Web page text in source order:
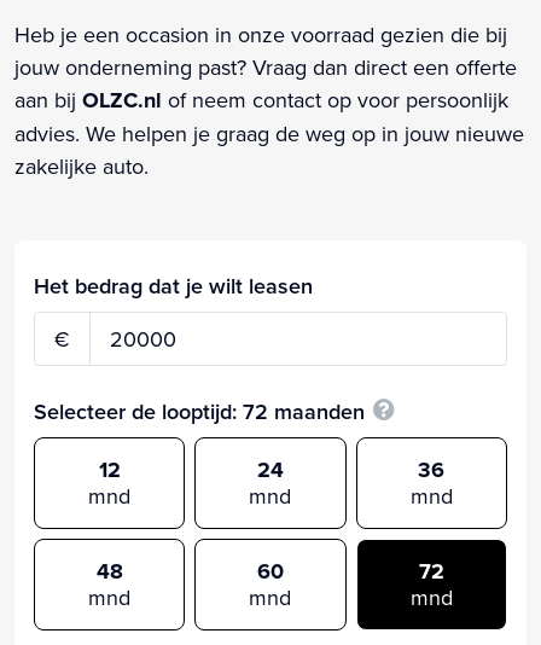
Heb je een occasion in onze voorraad gezien die bij
jouw onderneming past? Vraag dan direct een offerte
aan bij OLZC.nl of neem contact op voor persoonlijk
advies. We helpen je graag de weg op in jouw nieuwe
zakelijke auto.
Het bedrag dat je wilt leasen
€
Selecteer de looptijd: 72 maanden
12
mnd
24
mnd
36
mnd
48
mnd
60
mnd
72
mnd